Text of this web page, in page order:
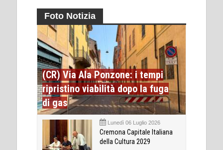
Foto Notizia
(CR) Via Ala Ponzone: i tempi
ripristino viabilità dopo la fuga
di gas
Lunedì 06 Luglio 2026
Cremona Capitale Italiana
della Cultura 2029